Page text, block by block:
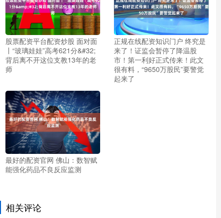
股票配资平台配资炒股 面对面
丨“玻璃娃娃”高考621分&#32;
背后离不开这位支教13年的老
师
正规在线配资知识门户 终究是
来了！证监会暂停了降温股
市！第一利好正式传来！此文
很有料，“9650万股民”要警觉
起来了
最好的配资官网 佛山：数智赋
能强化药品不良反应监测
相关评论